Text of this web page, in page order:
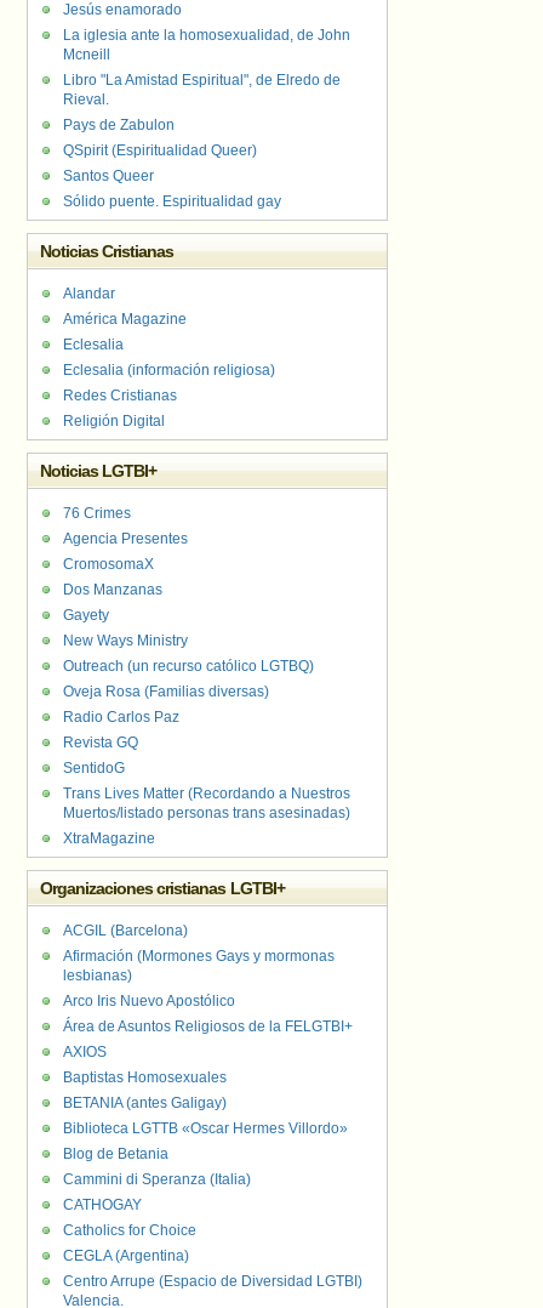
Jesús enamorado
La iglesia ante la homosexualidad, de John
Mcneill
Libro "La Amistad Espiritual", de Elredo de
Rieval.
Pays de Zabulon
QSpirit (Espiritualidad Queer)
Santos Queer
Sólido puente. Espiritualidad gay
Noticias Cristianas
Alandar
América Magazine
Eclesalia
Eclesalia (información religiosa)
Redes Cristianas
Religión Digital
Noticias LGTBI+
76 Crimes
Agencia Presentes
CromosomaX
Dos Manzanas
Gayety
New Ways Ministry
Outreach (un recurso católico LGTBQ)
Oveja Rosa (Familias diversas)
Radio Carlos Paz
Revista GQ
SentidoG
Trans Lives Matter (Recordando a Nuestros
Muertos/listado personas trans asesinadas)
XtraMagazine
Organizaciones cristianas LGTBI+
ACGIL (Barcelona)
Afirmación (Mormones Gays y mormonas
lesbianas)
Arco Iris Nuevo Apostólico
Área de Asuntos Religiosos de la FELGTBI+
AXIOS
Baptistas Homosexuales
BETANIA (antes Galigay)
Biblioteca LGTTB «Oscar Hermes Villordo»
Blog de Betania
Cammini di Speranza (Italia)
CATHOGAY
Catholics for Choice
CEGLA (Argentina)
Centro Arrupe (Espacio de Diversidad LGTBI)
Valencia.